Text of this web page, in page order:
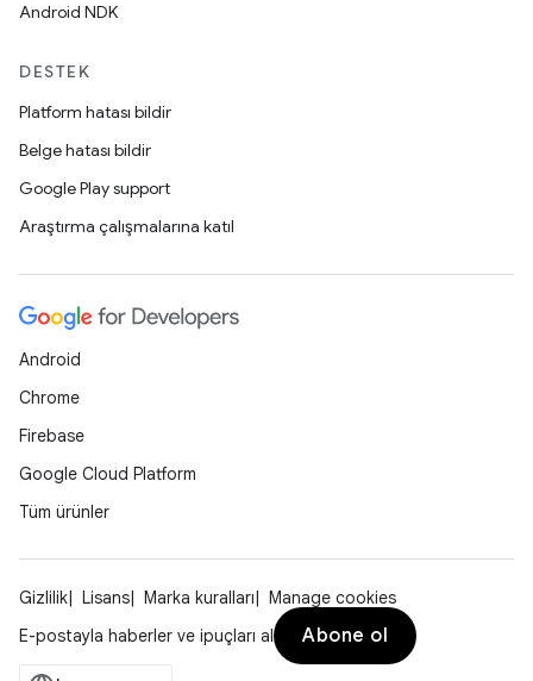
Android NDK
DESTEK
Platform hatası bildir
Belge hatası bildir
Google Play support
Araştırma çalışmalarına katıl
Android
Chrome
Firebase
Google Cloud Platform
Tüm ürünler
Gizlilik Lisans Marka kuralları
Manage cookies
E-postayla haberler ve ipuçları al
Abone ol